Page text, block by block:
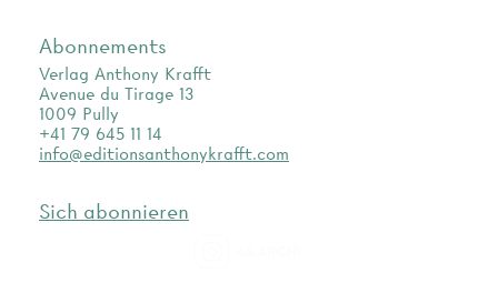
Abonnements
Verlag Anthony Krafft
Avenue du Tirage 13
1009 Pully
+41 79 645 11 14
info@editionsanthonykrafft.com
Sich abonnieren